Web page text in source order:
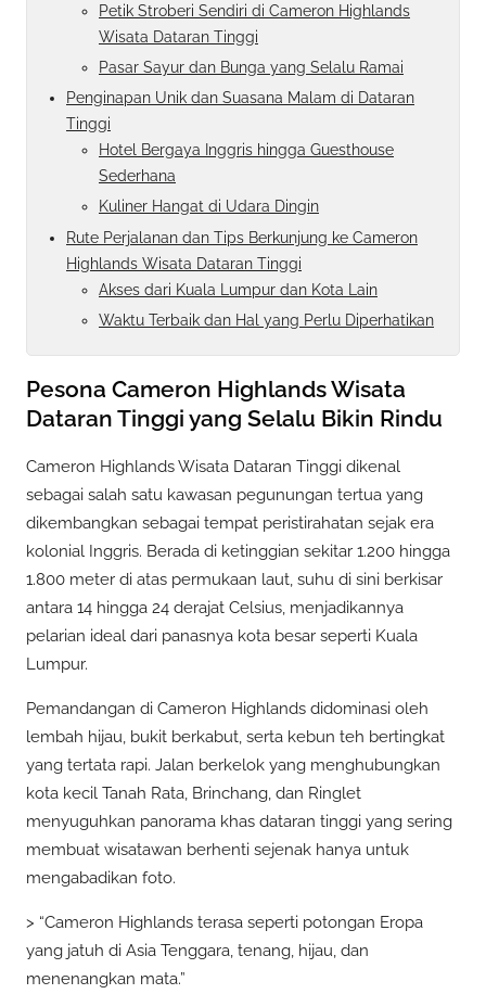
Petik Stroberi Sendiri di Cameron Highlands
Wisata Dataran Tinggi
Pasar Sayur dan Bunga yang Selalu Ramai
Penginapan Unik dan Suasana Malam di Dataran
Tinggi
Hotel Bergaya Inggris hingga Guesthouse
Sederhana
Kuliner Hangat di Udara Dingin
Rute Perjalanan dan Tips Berkunjung ke Cameron
Highlands Wisata Dataran Tinggi
Akses dari Kuala Lumpur dan Kota Lain
Waktu Terbaik dan Hal yang Perlu Diperhatikan
Pesona Cameron Highlands Wisata
Dataran Tinggi yang Selalu Bikin Rindu
Cameron Highlands Wisata Dataran Tinggi dikenal
sebagai salah satu kawasan pegunungan tertua yang
dikembangkan sebagai tempat peristirahatan sejak era
kolonial Inggris. Berada di ketinggian sekitar 1.200 hingga
1.800 meter di atas permukaan laut, suhu di sini berkisar
antara 14 hingga 24 derajat Celsius, menjadikannya
pelarian ideal dari panasnya kota besar seperti Kuala
Lumpur.
Pemandangan di Cameron Highlands didominasi oleh
lembah hijau, bukit berkabut, serta kebun teh bertingkat
yang tertata rapi. Jalan berkelok yang menghubungkan
kota kecil Tanah Rata, Brinchang, dan Ringlet
menyuguhkan panorama khas dataran tinggi yang sering
membuat wisatawan berhenti sejenak hanya untuk
mengabadikan foto.
> “Cameron Highlands terasa seperti potongan Eropa
yang jatuh di Asia Tenggara, tenang, hijau, dan
menenangkan mata.”